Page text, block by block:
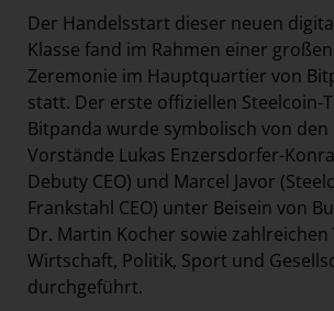
Der Handelsstart dieser neuen
Klasse fand im Rahmen einer
Zeremonie im Hauptquartier von
statt. Der erste offiziellen Steelcoin-
Bitpanda wurde symbolisch von den
Vorstände Lukas Enzersdorfer-
Debuty CEO) und Marcel Javor
Frankstahl CEO) unter Beisein von
Dr. Martin Kocher sowie zahlreichen
Wirtschaft, Politik, Sport und
durchgeführt.